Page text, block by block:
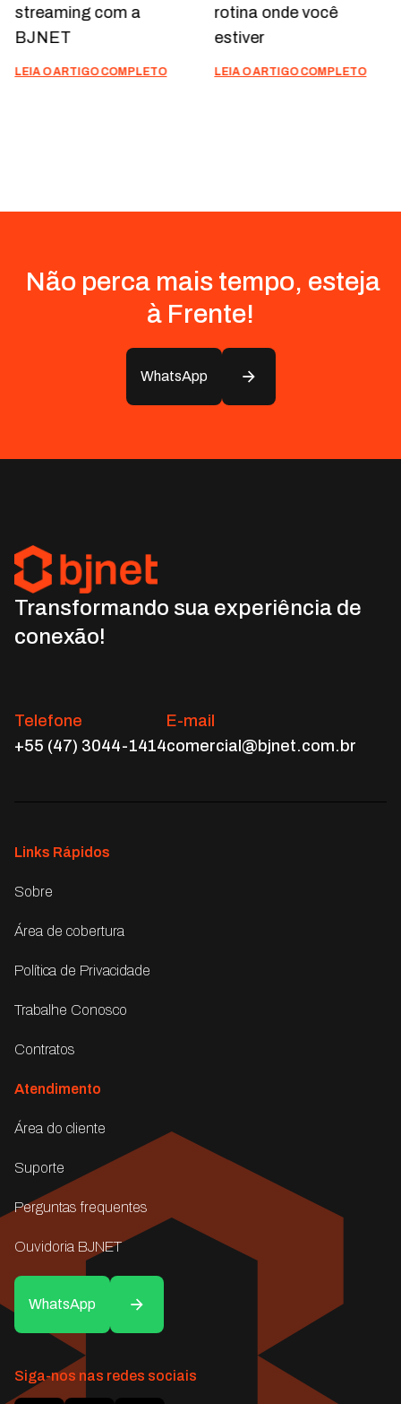
streaming com a
BJNET
LEIA O ARTIGO COMPLETO
rotina onde você
estiver
LEIA O ARTIGO COMPLETO
Não perca mais tempo, esteja
à Frente!
WhatsApp
Transformando sua experiência de
conexão!
Telefone
+55 (47) 3044-1414
E-mail
comercial@bjnet.com.br
Links Rápidos
Sobre
Área de cobertura
Política de Privacidade
Trabalhe Conosco
Contratos
Atendimento
Área do cliente
Suporte
Perguntas frequentes
Ouvidoria BJNET
WhatsApp
Siga-nos nas redes sociais